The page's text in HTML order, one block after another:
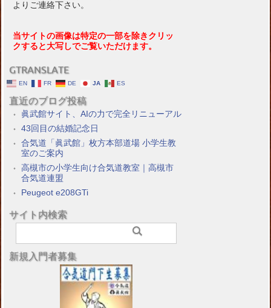
よりご連絡下さい。
当サイトの画像は特定の一部を除きクリッ
クすると大写しでご覧いただけます。
GTRANSLATE
EN FR DE JA ES
直近のブログ投稿
眞武館サイト、AIの力で完全リニューアル
43回目の結婚記念日
合気道「眞武館」枚方本部道場 小学生教
室のご案内
高槻市の小学生向け合気道教室｜高槻市
合気道連盟
Peugeot e208GTi
サイト内検索
新規入門者募集